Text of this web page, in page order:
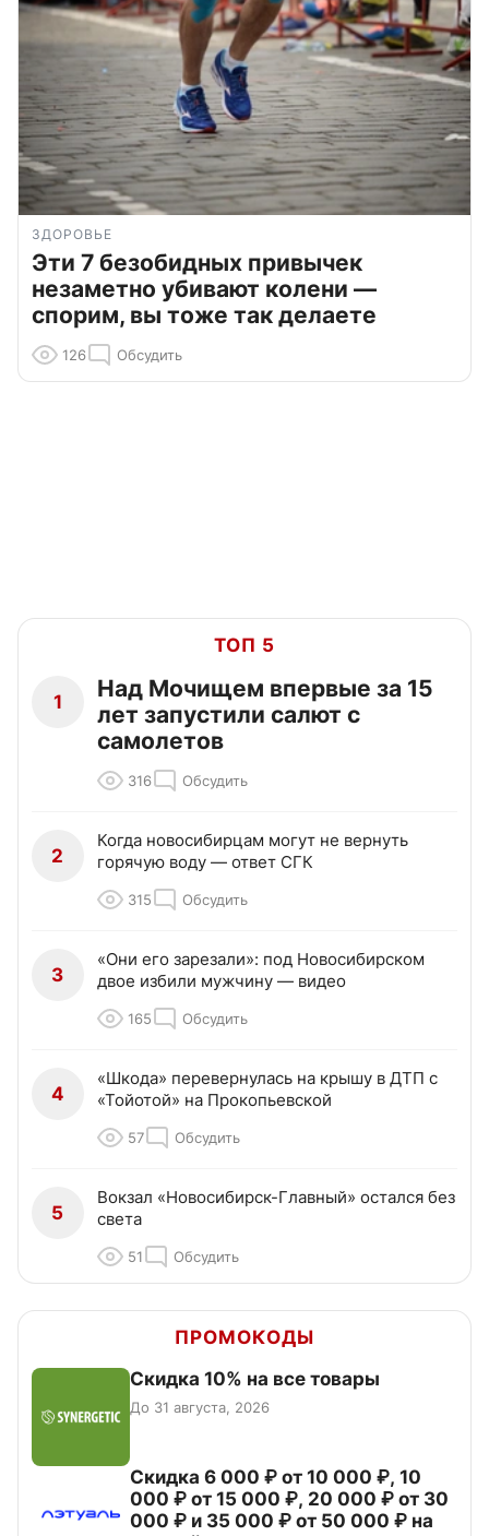
ЗДОРОВЬЕ
Эти 7 безобидных привычек
незаметно убивают колени —
спорим, вы тоже так делаете
126 Обсудить
ТОП 5
1
Над Мочищем впервые за 15
лет запустили салют с
самолетов
316 Обсудить
2
Когда новосибирцам могут не вернуть
горячую воду — ответ СГК
315 Обсудить
3
«Они его зарезали»: под Новосибирском
двое избили мужчину — видео
165 Обсудить
4
«Шкода» перевернулась на крышу в ДТП с
«Тойотой» на Прокопьевской
57 Обсудить
5
Вокзал «Новосибирск-Главный» остался без
света
51 Обсудить
ПРОМОКОДЫ
Скидка 10% на все товары
До 31 августа, 2026
Скидка 6 000 ₽ от 10 000 ₽, 10
000 ₽ от 15 000 ₽, 20 000 ₽ от 30
000 ₽ и 35 000 ₽ от 50 000 ₽ на